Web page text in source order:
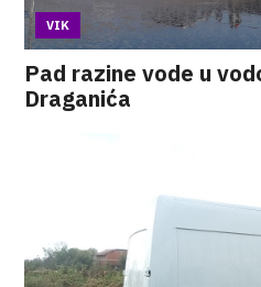
VIK
Pad razine vode u
Draganića